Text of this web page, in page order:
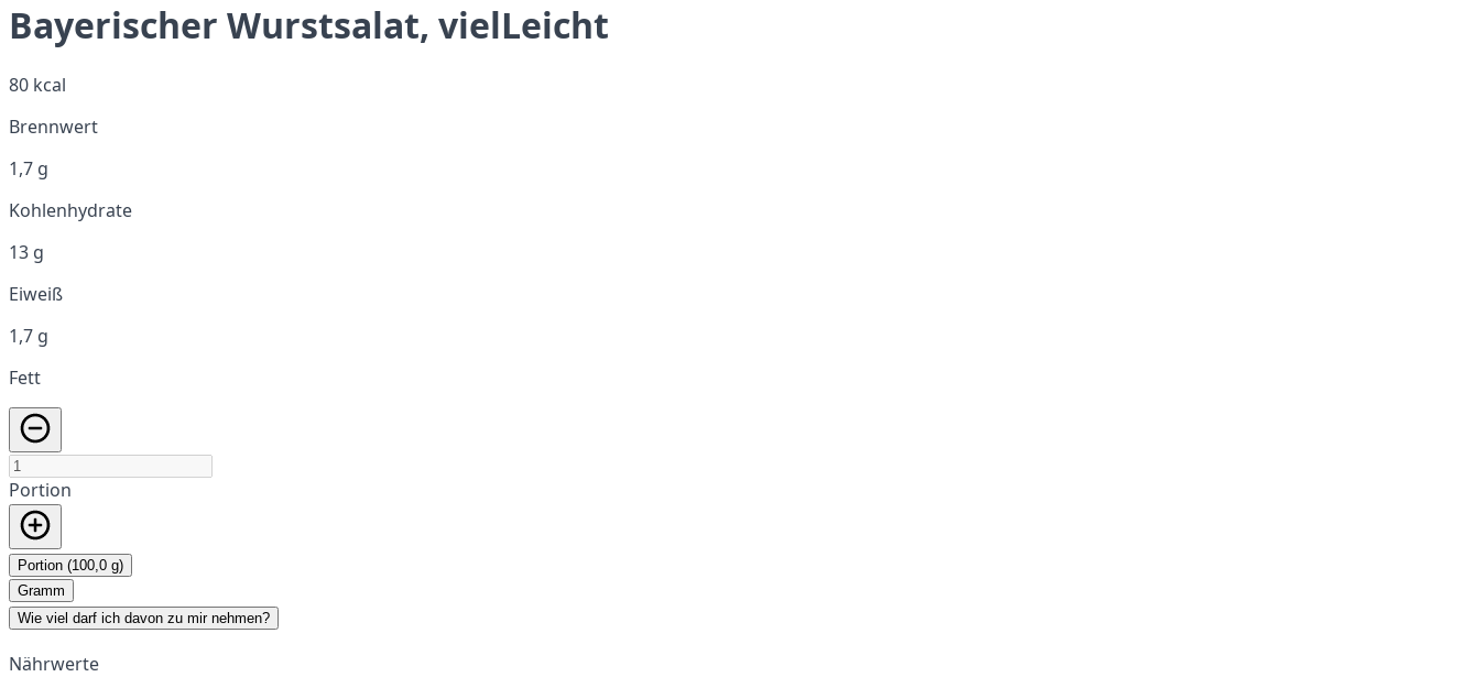
Bayerischer Wurstsalat, vielLeicht
80 kcal
Brennwert
1,7 g
Kohlenhydrate
13 g
Eiweiß
1,7 g
Fett
Portion
Portion (100,0 g)
Gramm
Wie viel darf ich davon zu mir nehmen?
Nährwerte